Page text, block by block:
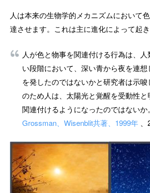
人は本来の生物学的メカニズムにおいて
達させます。これは主に進化によって起き
人が色と物事を関連付ける行為は、
い段階において、深い青から夜を連
を発したのではないかと研究者は示
のため人は、太陽光と覚醒を受動性と
関連付けるようになったのではないか
Grossman、Wisenblit共著、1999年 、